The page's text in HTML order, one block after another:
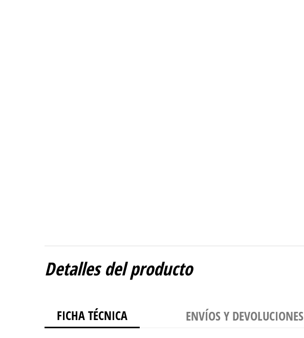
Detalles del producto
FICHA TÉCNICA ENVÍOS Y DEVOLUCIONES